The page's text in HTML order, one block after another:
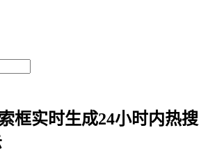
框实时生成24小时内热搜